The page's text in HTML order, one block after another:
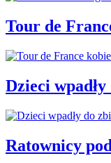
Tour de
Dzieci
Ratownicy